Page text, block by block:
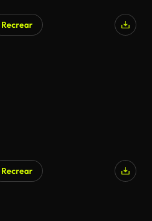
Recrear
Recrear